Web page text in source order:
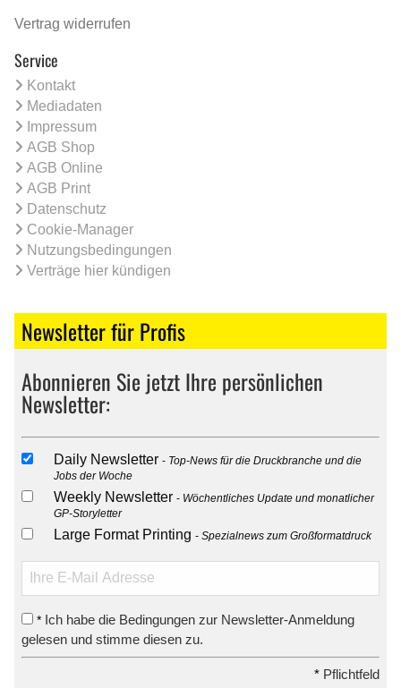
Vertrag widerrufen
Service
Kontakt
Mediadaten
Impressum
AGB Shop
AGB Online
AGB Print
Datenschutz
Cookie-Manager
Nutzungsbedingungen
Verträge hier kündigen
Newsletter für Profis
Abonnieren Sie jetzt Ihre persönlichen
Newsletter:
Daily Newsletter
Top-News für die Druckbranche und die
Jobs der Woche
Weekly Newsletter
Wöchentliches Update und monatlicher
GP-Storyletter
Large Format Printing Spezialnews zum Großformatdruck
* Ich habe die Bedingungen zur Newsletter-Anmeldung
gelesen und stimme diesen zu.
* Pflichtfeld